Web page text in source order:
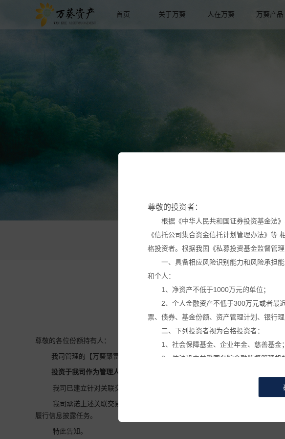
首页 关于万葵 人在万葵 万葵产品
尊敬的投资者：
根据《中华人民共和国证券投资基金法
《信托公司集合资金信托计划管理办法》等
格投资者。根据我国《私募投资基金监督管
一、具备相应风险识别能力和风险承担
和个人：
1、净资产不低于1000万元的单位；
2、个人金融资产不低于300万元或者最
票、债券、基金份额、资产管理计划、银行
二、下列投资者视为合格投资者：
1、社会保障基金、企业年金、慈善基金；
2、依法设立并受国务院金融监督管理机
本网站所载的各种信息和数据等仅供参
万葵公告
时间：2025-
尊敬的各位份额持有人：
我司管理的【万葵聚富湾96号家族私募证券投资基金】拟按照本基金合同约定
投资于我司作为管理人的【
我司已建立针对关联交易的特殊决策机制，已建立不得利用关联交易进行利
我司承诺上述关联交易事项不存在利益输送、内幕交易或操作市场等违法违
履行信息披露任务。
特此告知。